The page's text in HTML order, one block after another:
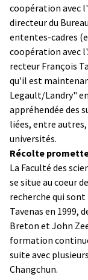
coopération avec
directeur du
ententes-cadres
coopération avec
recteur François
qu'il est
Legault/Landry"
appréhendée des
liées, entre
universités.
Récolte
La Faculté des
se situe au coeur
recherche qui
Tavenas en 1999,
Breton et John
formation
suite avec
Changchun.